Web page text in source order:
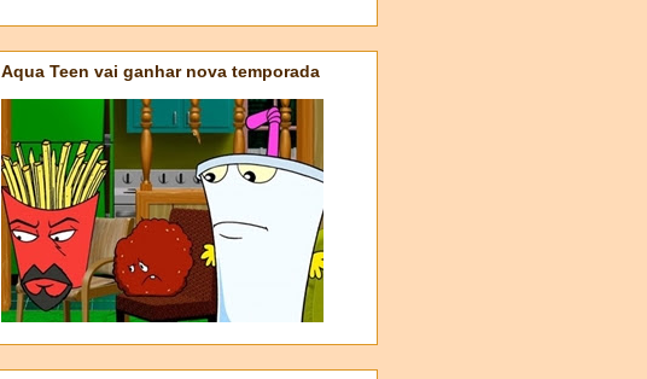
Aqua Teen vai ganhar nova temporada